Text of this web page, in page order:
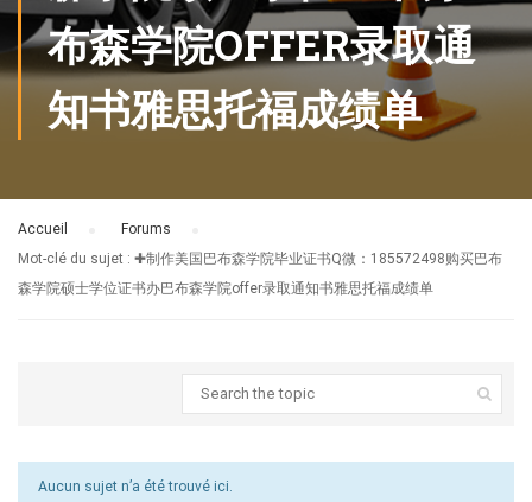
布森学院OFFER录取通
知书雅思托福成绩单
Accueil Forums
Mot-clé du sujet : ✚制作美国巴布森学院毕业证书Q微：185572498购买巴布
森学院硕士学位证书办巴布森学院offer录取通知书雅思托福成绩单
Aucun sujet n’a été trouvé ici.